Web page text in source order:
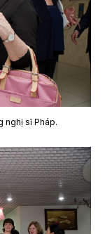
nghị sĩ Pháp.